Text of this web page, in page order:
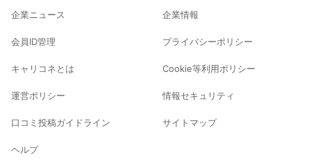
企業ニュース
会員ID管理
キャリコネとは
運営ポリシー
口コミ投稿ガイドライン
ヘルプ
企業情報
プライバシーポリシー
Cookie等利用ポリシー
情報セキュリティ
サイトマップ